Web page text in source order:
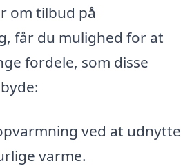
om tilbud på
får du mulighed for at
fordele, som disse
ved at udnytte
varme.